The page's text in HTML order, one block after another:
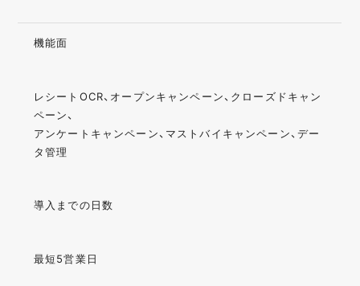
機能面
レシートOCR、オープンキャンペーン、クローズドキャン
ペーン、
アンケートキャンペーン、マストバイキャンペーン、デー
タ管理
導入までの日数
最短5営業日